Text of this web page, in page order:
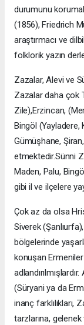
durumunu
(1856), Friedrich
araştırmacı ve
folklorik yazın
Zazalar, Alevi ve
Zazalar daha çok
Zile),Erzincan,
Bingöl (Yayladere,
Gümüşhane,
etmektedir.Sünni
Maden, Palu,
gibi il ve ilçelere
Çok az da olsa
Siverek
bölgelerinde
konuşan
(Süryani ya da
inanç farklılıkları,
tarzlarına,